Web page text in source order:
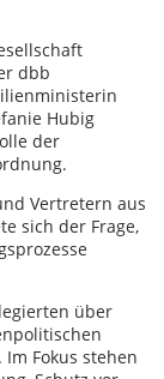
dbb
Hubig
der
Vertretern aus
sich der Frage,
über
Fokus stehen